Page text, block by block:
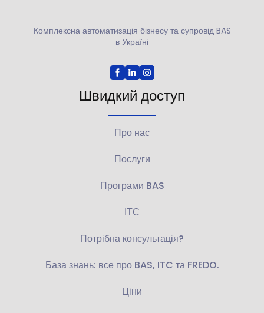
Комплексна автоматизація бізнесу та супровід BAS
в Україні
Швидкий доступ
Про нас
Послуги
Програми BAS
ІТС
Потрібна консультація?
База знань: все про BAS, ITC та FREDO.
Ціни